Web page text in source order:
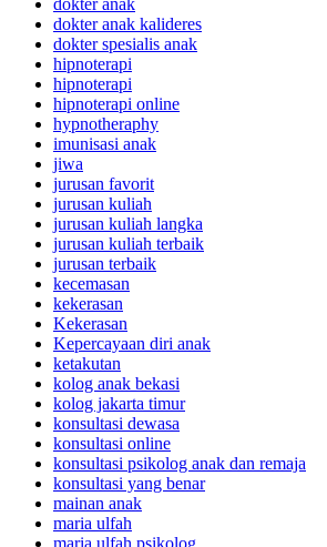
dokter anak
dokter anak kalideres
dokter spesialis anak
hipnoterapi
hipnoterapi
hipnoterapi online
hypnotheraphy
imunisasi anak
jiwa
jurusan favorit
jurusan kuliah
jurusan kuliah langka
jurusan kuliah terbaik
jurusan terbaik
kecemasan
kekerasan
Kekerasan
Kepercayaan diri anak
ketakutan
kolog anak bekasi
kolog jakarta timur
konsultasi dewasa
konsultasi online
konsultasi psikolog anak dan remaja
konsultasi yang benar
mainan anak
maria ulfah